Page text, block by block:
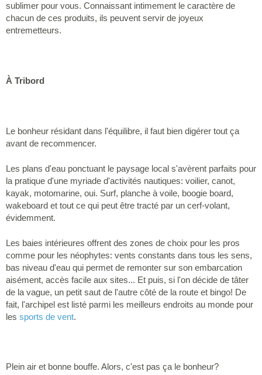
sublimer pour vous. Connaissant intimement le caractère de
chacun de ces produits, ils peuvent servir de joyeux
entremetteurs.
À Tribord
Le bonheur résidant dans l'équilibre, il faut bien digérer tout ça
avant de recommencer.
Les plans d'eau ponctuant le paysage local s'avèrent parfaits pour
la pratique d'une myriade d'activités nautiques: voilier, canot,
kayak, motomarine, oui. Surf, planche à voile, boogie board,
wakeboard et tout ce qui peut être tracté par un cerf-volant,
évidemment.
Les baies intérieures offrent des zones de choix pour les pros
comme pour les néophytes: vents constants dans tous les sens,
bas niveau d'eau qui permet de remonter sur son embarcation
aisément, accès facile aux sites... Et puis, si l'on décide de tâter
de la vague, un petit saut de l'autre côté de la route et bingo! De
fait, l'archipel est listé parmi les meilleurs endroits au monde pour
les sports de vent.
Plein air et bonne bouffe. Alors, c'est pas ça le bonheur?